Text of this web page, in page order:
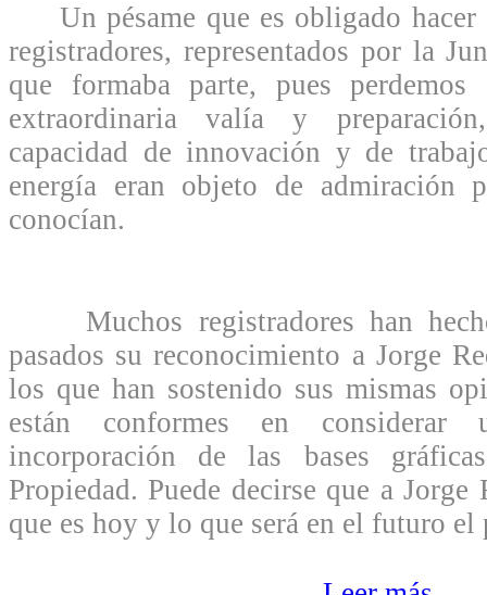
Un pésame que es obligado hacer
registradores, representados por la
que formaba parte, pues
extraordinaria valía y
capacidad de innovación y de
energía eran objeto de admiración
conocían.
Muchos registradores han
pasados su reconocimiento a Jorge
los que han sostenido sus mismas
están conformes en
incorporación de las bases
Propiedad. Puede decirse que a
que es hoy y lo que será en el futuro el